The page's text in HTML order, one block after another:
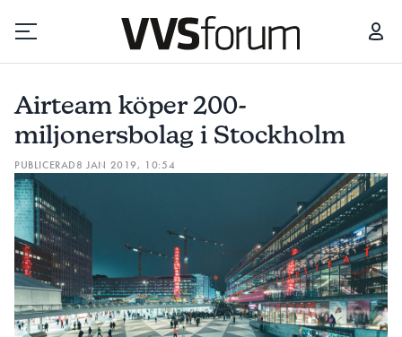
Prenumerera
Hantera prenumeration
Lediga jobb
Annonsera
Läs E-tidningen
Airteam köper 200-
miljonersbolag i Stockholm
PUBLICERAD8 JAN 2019, 10:54